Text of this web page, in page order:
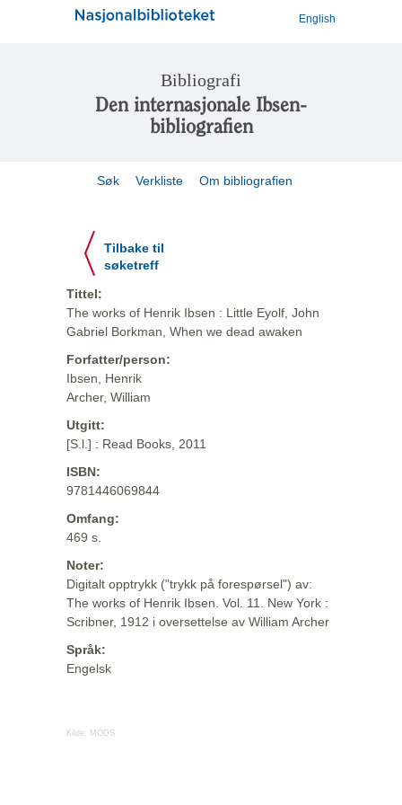
English
Bibliografi
Den internasjonale Ibsen-
bibliografien
Søk Verkliste Om bibliografien
Tilbake til
søketreff
Tittel:
The works of Henrik Ibsen : Little Eyolf, John
Gabriel Borkman, When we dead awaken
Forfatter/person:
Ibsen, Henrik
Archer, William
Utgitt:
[S.l.] : Read Books, 2011
ISBN:
9781446069844
Omfang:
469 s.
Noter:
Digitalt opptrykk ("trykk på forespørsel") av:
The works of Henrik Ibsen. Vol. 11. New York :
Scribner, 1912 i oversettelse av William Archer
Språk:
Engelsk
Kilde: MODS